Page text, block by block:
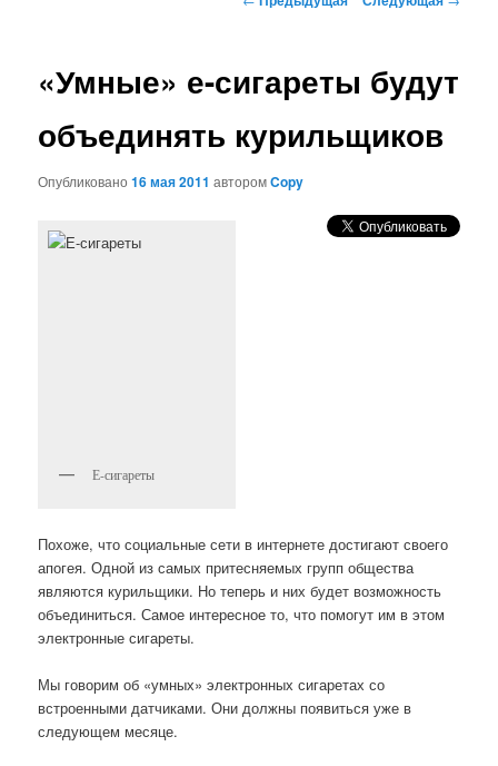
«Умные» е-сигареты будут
объединять курильщиков
Опубликовано16 мая 2011 авторомCopy
Е-сигареты
Похоже, что социальные сети в интернете достигают своего
апогея. Одной из самых притесняемых групп общества
являются курильщики. Но теперь и них будет возможность
объединиться. Самое интересное то, что помогут им в этом
электронные сигареты.
Мы говорим об «умных» электронных сигаретах со
встроенными датчиками. Они должны появиться уже в
следующем месяце.